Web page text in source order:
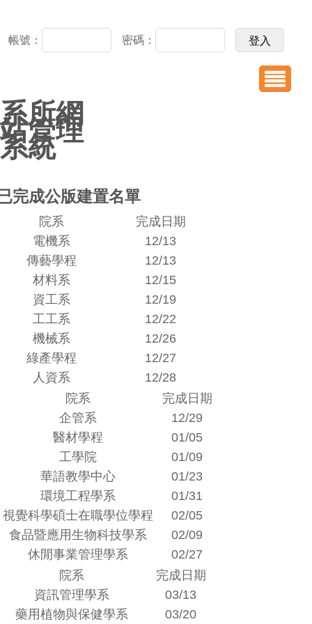
帳號： 密碼：
系所網
站管理
系統
完成公版建置名單
院系
完成日期
電機系
12/13
傳藝學程
12/13
材料系
12/15
資工系
12/19
工工系
12/22
機械系
12/26
綠產學程
12/27
人資系
12/28
院系
完成日期
企管系
12/29
醫材學程
01/05
工學院
01/09
華語教學中心
01/23
環境工程學系
01/31
視覺科學碩士在職學位學程
02/05
食品暨應用生物科技學系
02/09
休閒事業管理學系
02/27
院系
完成日期
資訊管理學系
03/13
藥用植物與保健學系
03/20